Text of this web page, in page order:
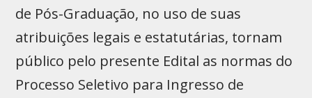
de Pós-Graduação, no uso de suas
atribuições legais e estatutárias, tornam
público pelo presente Edital as normas do
Processo Seletivo para Ingresso de